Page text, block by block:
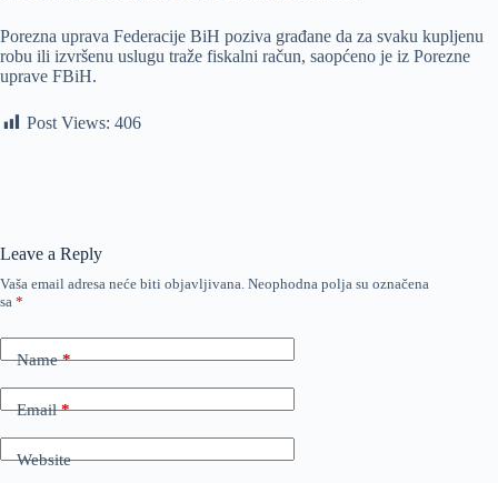
Porezna uprava Federacije BiH poziva građane da za svaku kupljenu
robu ili izvršenu uslugu traže fiskalni račun, saopćeno je iz Porezne
uprave FBiH.
Post Views: 406
Leave a Reply
Vaša email adresa neće biti objavljivana. Neophodna polja su označena
sa *
Name*
Email*
Website